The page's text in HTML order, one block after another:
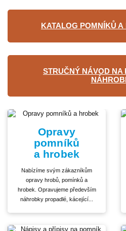
KATALOG POMNÍKŮ A
STRUČNÝ NÁVOD NA
Opravy
pomníků
a hrobek
Nabízíme svým zákazníkům
opravy hrobů, pomínků a
hrobek. Opravujeme především
náhrobky propadlé, kácející...